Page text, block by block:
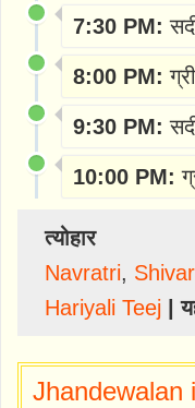
7:30 PM:
8:00 PM:
9:30 PM:
10:00 PM:
त्योहार
Navratri,
Hariyali Teej |
Jhandewalan